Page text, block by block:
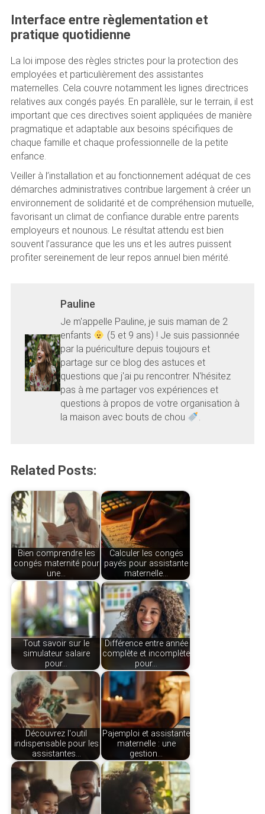
Interface entre règlementation et
pratique quotidienne
La loi impose des règles strictes pour la protection des
employées et particulièrement des assistantes
maternelles. Cela couvre notamment les lignes directrices
relatives aux congés payés. En parallèle, sur le terrain, il est
important que ces directives soient appliquées de manière
pragmatique et adaptable aux besoins spécifiques de
chaque famille et chaque professionnelle de la petite
enfance.
Veiller à l’installation et au fonctionnement adéquat de ces
démarches administratives contribue largement à créer un
environnement de solidarité et de compréhension mutuelle,
favorisant un climat de confiance durable entre parents
employeurs et nounous. Le résultat attendu est bien
souvent l’assurance que les uns et les autres puissent
profiter sereinement de leur repos annuel bien mérité.
Pauline
Je m'appelle Pauline, je suis maman de 2
enfants
(5 et 9 ans) ! Je suis passionnée
par la puériculture depuis toujours et
partage sur ce blog des astuces et
questions que j'ai pu rencontrer. N'hésitez
pas à me partager vos expériences et
questions à propos de votre organisation à
la maison avec bouts de chou
.
Related Posts:
Bien comprendre les
congés maternité pour
une…
Calculer les congés
payés pour assistante
maternelle…
Tout savoir sur le
simulateur salaire
pour…
Différence entre année
complète et incomplète
pour…
Découvrez l'outil
indispensable pour les
assistantes…
Pajemploi et assistante
maternelle : une
gestion…